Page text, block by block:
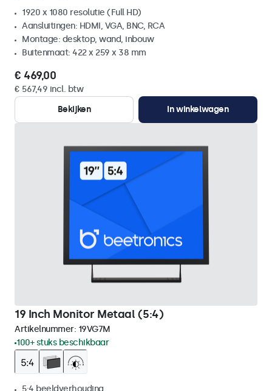
1920 x 1080 resolutie (Full HD)
Aansluitingen: HDMI, VGA, BNC, RCA
Montage: desktop, wand, inbouw
Buitenmaat: 422 x 259 x 38 mm
€ 469,00
€ 567,49 incl. btw
Bekijken
In winkelwagen
19 Inch Monitor Metaal (5:4)
Artikelnummer: 19VG7M
100+ stuks beschikbaar
5:4 beeldverhouding